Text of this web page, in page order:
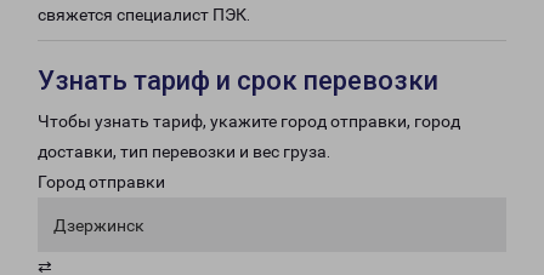
свяжется специалист ПЭК.
Узнать тариф и срок перевозки
Чтобы узнать тариф, укажите город отправки, город
доставки, тип перевозки и вес груза.
Город отправки
Дзержинск
⇄